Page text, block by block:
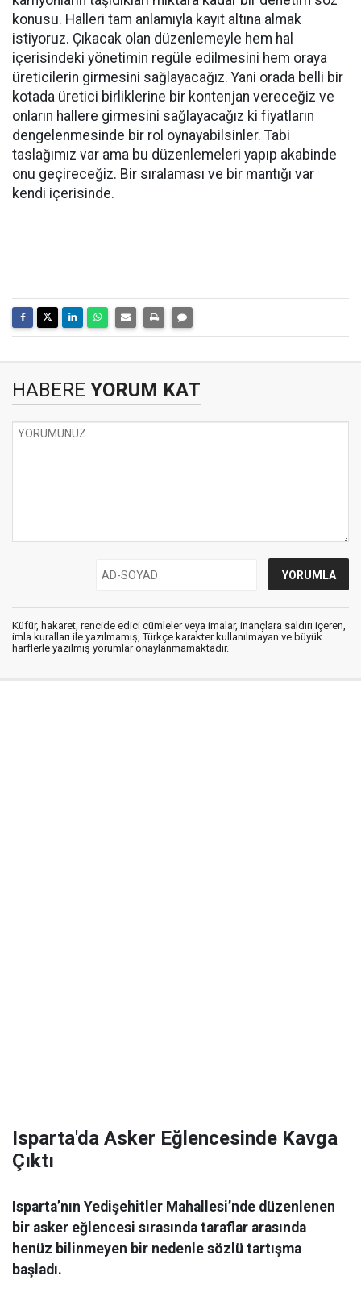
konusu. Halleri tam anlamıyla kayıt altına almak
istiyoruz. Çıkacak olan düzenlemeyle hem hal
içerisindeki yönetimin regüle edilmesini hem oraya
üreticilerin girmesini sağlayacağız. Yani orada belli bir
kotada üretici birliklerine bir kontenjan vereceğiz ve
onların hallere girmesini sağlayacağız ki fiyatların
dengelenmesinde bir rol oynayabilsinler. Tabi
taslağımız var ama bu düzenlemeleri yapıp akabinde
onu geçireceğiz. Bir sıralaması ve bir mantığı var
kendi içerisinde.
HABERE YORUM KAT
Küfür, hakaret, rencide edici cümleler veya imalar, inançlara saldırı içeren,
imla kuralları ile yazılmamış, Türkçe karakter kullanılmayan ve büyük
harflerle yazılmış yorumlar onaylanmamaktadır.
Isparta'da Asker Eğlencesinde Kavga
Çıktı
Isparta’nın Yedişehitler Mahallesi’nde düzenlenen
bir asker eğlencesi sırasında taraflar arasında
henüz bilinmeyen bir nedenle sözlü tartışma
başladı.